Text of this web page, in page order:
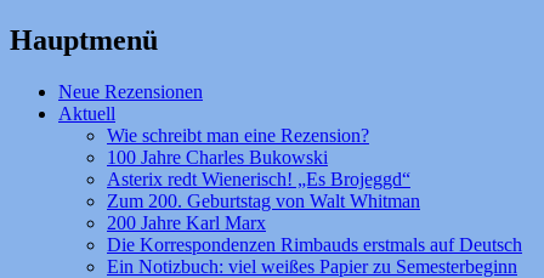
Hauptmenü
Zum
Inhalt
Neue Rezensionen
Aktuell
Wie schreibt man eine Rezension?
100 Jahre Charles Bukowski
Asterix redt Wienerisch! „Es Brojeggd“
Zum 200. Geburtstag von Walt Whitman
200 Jahre Karl Marx
Die Korrespondenzen Rimbauds erstmals auf Deutsch
Ein Notizbuch: viel weißes Papier zu Semesterbeginn